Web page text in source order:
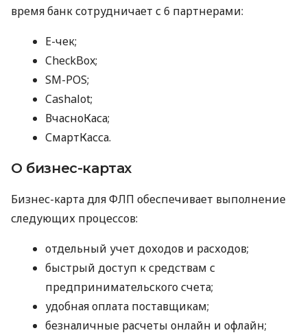
время банк сотрудничает с 6 партнерами:
E-чек;
CheckBox;
SM-POS;
Cashalot;
ВчасноКаса;
СмартКасса.
О бизнес-картах
Бизнес-карта для ФЛП обеспечивает выполнение
следующих процессов:
отдельный учет доходов и расходов;
быстрый доступ к средствам с
предпринимательского счета;
удобная оплата поставщикам;
безналичные расчеты онлайн и офлайн;